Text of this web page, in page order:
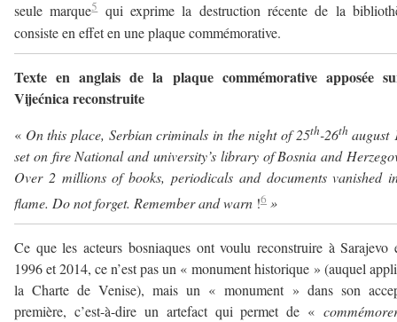
seule marque5qui exprime la destruction récente de la
consiste en effet en une plaque commémorative.
Texte en anglais de la plaque commémorative apposée
Vijećnica reconstruite
« On this place, Serbian criminals in the night of 25th-26th august
set on fire National and university’s library of Bosnia and
Over 2 millions of books, periodicals and documents vanished
flame. Do not forget. Remember and warn !6 »
Ce que les acteurs bosniaques ont voulu reconstruire à Sarajevo
1996 et 2014, ce n’est pas un « monument historique » (auquel
la Charte de Venise), mais un « monument » dans son
première, c’est-à-dire un artefact qui permet de «